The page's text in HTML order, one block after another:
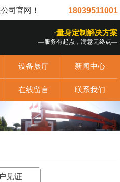
司官网！ 18039511001
·量身定制解决方案
—服务有起点，满意无终点—
设备展厅 新闻中心
在线留言 联系我们
见证